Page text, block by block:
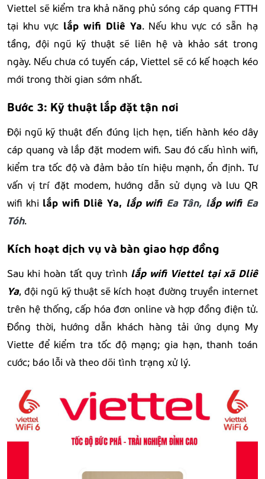
Viettel sẽ kiểm tra khả năng phủ sóng cáp quang FTTH
tại khu vực lắp wifi Dliê Ya. Nếu khu vực có sẵn hạ
tầng, đội ngũ kỹ thuật sẽ liên hệ và khảo sát trong
ngày. Nếu chưa có tuyến cáp, Viettel sẽ có kế hoạch kéo
mới trong thời gian sớm nhất.
Bước 3: Kỹ thuật lắp đặt tận nơi
Đội ngũ kỹ thuật đến đúng lịch hẹn, tiến hành kéo dây
cáp quang và lắp đặt modem wifi. Sau đó cấu hình wifi,
kiểm tra tốc độ và đảm bảo tín hiệu mạnh, ổn định. Tư
vấn vị trí đặt modem, hướng dẫn sử dụng và lưu QR
wifi khi lắp wifi Dliê Ya, lắp wifi Ea Tân, lắp wifi Ea
Tóh.
Kích hoạt dịch vụ và bàn giao hợp đồng
Sau khi hoàn tất quy trình lắp wifi Viettel tại xã Dliê
Ya, đội ngũ kỹ thuật sẽ kích hoạt đường truyền internet
trên hệ thống, cấp hóa đơn online và hợp đồng điện tử.
Đồng thời, hướng dẫn khách hàng tải ứng dụng My
Viette để kiểm tra tốc độ mạng; gia hạn, thanh toán
cước; báo lỗi và theo dõi tình trạng xử lý.